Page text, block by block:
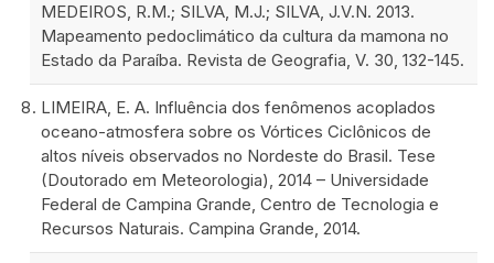
MEDEIROS, R.M.; SILVA, M.J.; SILVA, J.V.N. 2013.
Mapeamento pedoclimático da cultura da mamona no
Estado da Paraíba. Revista de Geografia, V. 30, 132-145.
LIMEIRA, E. A. Influência dos fenômenos acoplados
oceano-atmosfera sobre os Vórtices Ciclônicos de
altos níveis observados no Nordeste do Brasil. Tese
(Doutorado em Meteorologia), 2014 – Universidade
Federal de Campina Grande, Centro de Tecnologia e
Recursos Naturais. Campina Grande, 2014.